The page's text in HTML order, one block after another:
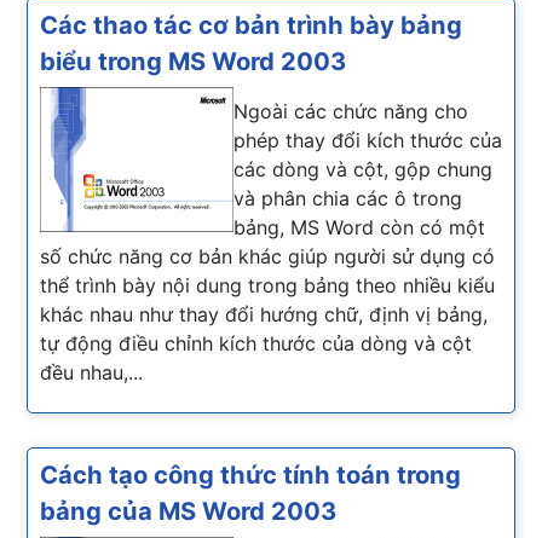
Các thao tác cơ bản trình bày bảng
biểu trong MS Word 2003
Ngoài các chức năng cho
phép thay đổi kích thước của
các dòng và cột, gộp chung
và phân chia các ô trong
bảng, MS Word còn có một
số chức năng cơ bản khác giúp người sử dụng có
thể trình bày nội dung trong bảng theo nhiều kiểu
khác nhau như thay đổi hướng chữ, định vị bảng,
tự động điều chỉnh kích thước của dòng và cột
đều nhau,...
Cách tạo công thức tính toán trong
bảng của MS Word 2003